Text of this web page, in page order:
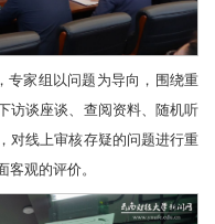
专家组以问题为导向，围绕重
访谈座谈、查阅资料、随机听
对线上审核存疑的问题进行重
观的评价。